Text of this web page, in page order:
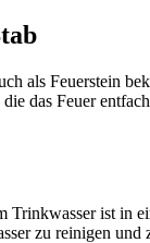
als Feuerstein
das Feuer
Trinkwasser ist in
zu reinigen und